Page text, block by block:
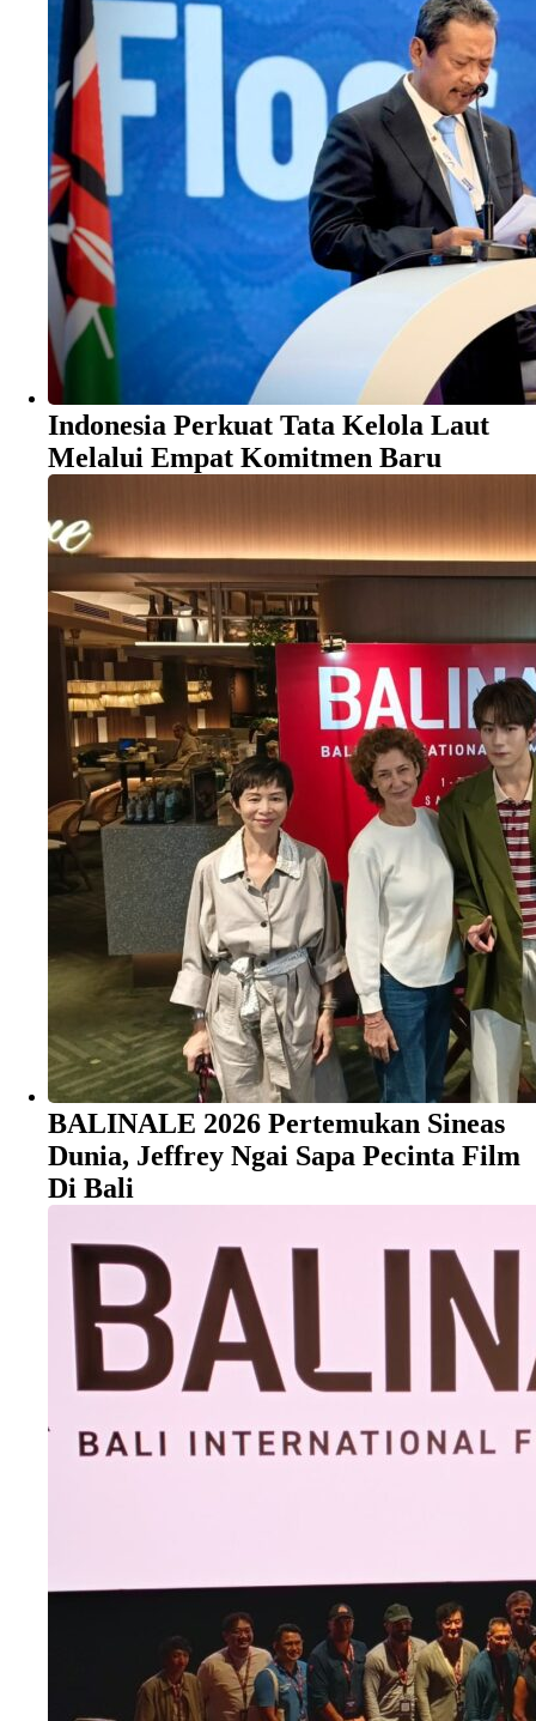
Indonesia Perkuat Tata Kelola Laut
Melalui Empat Komitmen Baru
BALINALE 2026 Pertemukan Sineas
Dunia, Jeffrey Ngai Sapa Pecinta Film
Di Bali